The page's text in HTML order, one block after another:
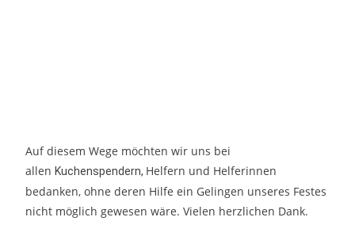
Auf diesem Wege möchten wir uns bei
allenKuchenspendern, Helfern und Helferinnen
bedanken, ohne deren Hilfe ein Gelingen unseres Festes
nicht möglich gewesen wäre. Vielen herzlichen Dank.